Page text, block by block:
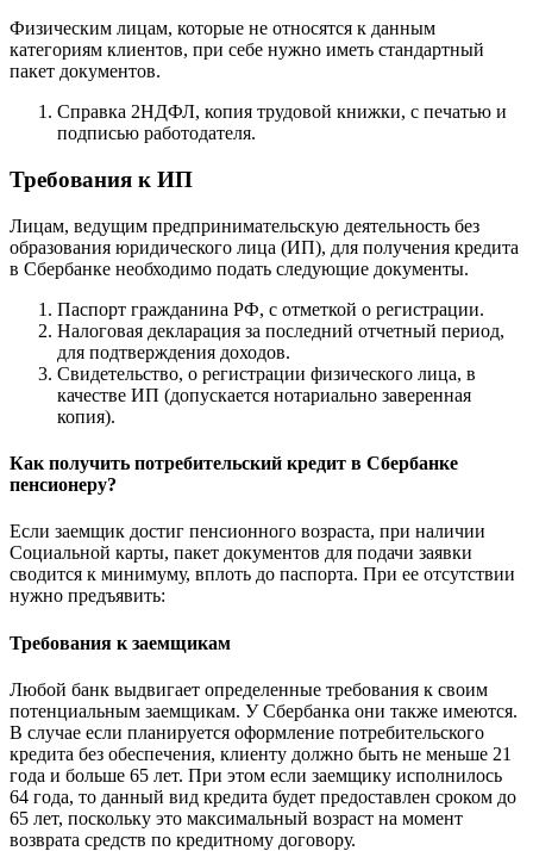
Физическим лицам, которые не относятся к данным
категориям клиентов, при себе нужно иметь стандартный
пакет документов.
Справка 2НДФЛ, копия трудовой книжки, с печатью и
подписью работодателя.
Требования к ИП
Лицам, ведущим предпринимательскую деятельность без
образования юридического лица (ИП), для получения кредита
в Сбербанке необходимо подать следующие документы.
Паспорт гражданина РФ, с отметкой о регистрации.
Налоговая декларация за последний отчетный период,
для подтверждения доходов.
Свидетельство, о регистрации физического лица, в
качестве ИП (допускается нотариально заверенная
копия).
Как получить потребительский кредит в Сбербанке
пенсионеру?
Если заемщик достиг пенсионного возраста, при наличии
Социальной карты, пакет документов для подачи заявки
сводится к минимуму, вплоть до паспорта. При ее отсутствии
нужно предъявить:
Требования к заемщикам
Любой банк выдвигает определенные требования к своим
потенциальным заемщикам. У Сбербанка они также имеются.
В случае если планируется оформление потребительского
кредита без обеспечения, клиенту должно быть не меньше 21
года и больше 65 лет. При этом если заемщику исполнилось
64 года, то данный вид кредита будет предоставлен сроком до
65 лет, поскольку это максимальный возраст на момент
возврата средств по кредитному договору.